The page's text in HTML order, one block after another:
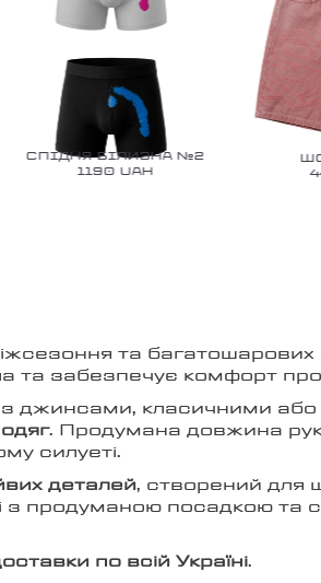
СПІДНЯ БІЛИЗНА №2
1190UAH
та багатошарових
та забезпечує комфорт
з джинсами, класичними
. Продумана довжина
силуеті.
деталей, створений для
з продуманою посадкою та
по всій Україні.